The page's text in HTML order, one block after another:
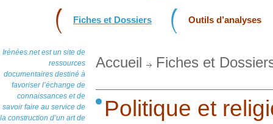
Fiches et Dossiers Outils d’analyses
Irénées.net est un site de
ressources
documentaires destiné à
favoriser l’échange de
connaissances et de
savoir faire au service de
la construction d’un art de
Accueil Fiches et
Politique et